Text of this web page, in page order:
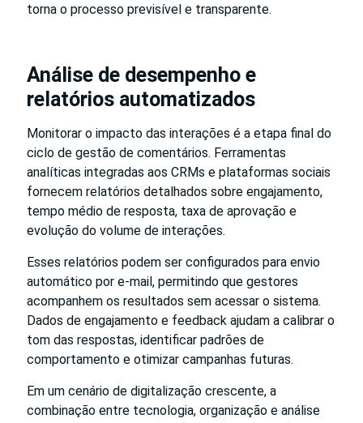
torna o processo previsível e transparente.
Análise de desempenho e
relatórios automatizados
Monitorar o impacto das interações é a etapa final do
ciclo de gestão de comentários. Ferramentas
analíticas integradas aos CRMs e plataformas sociais
fornecem relatórios detalhados sobre engajamento,
tempo médio de resposta, taxa de aprovação e
evolução do volume de interações.
Esses relatórios podem ser configurados para envio
automático por e-mail, permitindo que gestores
acompanhem os resultados sem acessar o sistema.
Dados de engajamento e feedback ajudam a calibrar o
tom das respostas, identificar padrões de
comportamento e otimizar campanhas futuras.
Em um cenário de digitalização crescente, a
combinação entre tecnologia, organização e análise